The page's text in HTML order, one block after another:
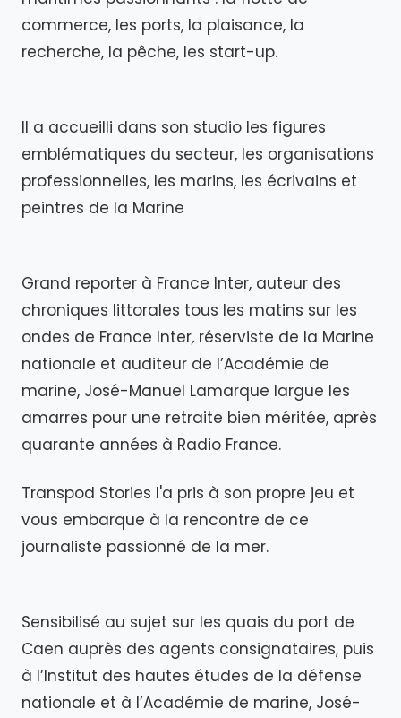
commerce, les ports, la plaisance, la
recherche, la pêche, les start-up.
Il a accueilli dans son studio les figures
emblématiques du secteur, les organisations
professionnelles, les marins, les écrivains et
peintres de la Marine
Grand reporter à France Inter, auteur des
chroniques littorales tous les matins sur les
ondes de France Inter, réserviste de la Marine
nationale et auditeur de l’Académie de
marine, José-Manuel Lamarque largue les
amarres pour une retraite bien méritée, après
quarante années à Radio France.
Transpod Stories l'a pris à son propre jeu et
vous embarque à la rencontre de ce
journaliste passionné de la mer.
Sensibilisé au sujet sur les quais du port de
Caen auprès des agents consignataires, puis
à l’Institut des hautes études de la défense
nationale et à l’Académie de marine, José-